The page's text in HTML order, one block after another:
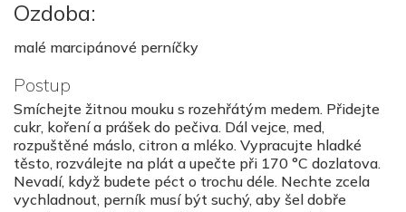
Ozdoba:
malé marcipánové perníčky
Postup
Smíchejte žitnou mouku s rozehřátým medem. Přidejte
cukr, koření a prášek do pečiva. Dál vejce, med,
rozpuštěné máslo, citron a mléko. Vypracujte hladké
těsto, rozválejte na plát a upečte při 170 °C dozlatova.
Nevadí, když budete péct o trochu déle. Nechte zcela
vychladnout, perník musí být suchý, aby šel dobře